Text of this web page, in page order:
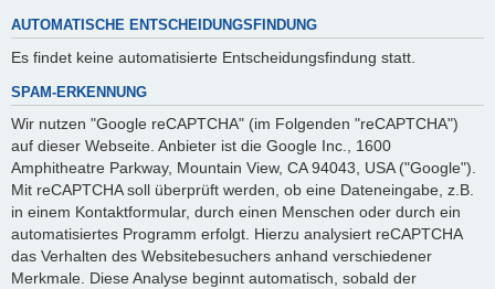
AUTOMATISCHE ENTSCHEIDUNGSFINDUNG
Es findet keine automatisierte Entscheidungsfindung statt.
SPAM-ERKENNUNG
Wir nutzen "Google reCAPTCHA" (im Folgenden "reCAPTCHA")
auf dieser Webseite. Anbieter ist die Google Inc., 1600
Amphitheatre Parkway, Mountain View, CA 94043, USA ("Google").
Mit reCAPTCHA soll überprüft werden, ob eine Dateneingabe, z.B.
in einem Kontaktformular, durch einen Menschen oder durch ein
automatisiertes Programm erfolgt. Hierzu analysiert reCAPTCHA
das Verhalten des Websitebesuchers anhand verschiedener
Merkmale. Diese Analyse beginnt automatisch, sobald der